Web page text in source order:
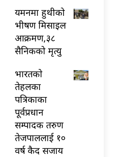
यमनमा हुथीको
भीषण मिसाइल
आक्रमण,३८
सैनिकको मृत्यु
भारतकाे
तेहलका
पत्रिकाका
पूर्वप्रधान
सम्पादक तरुण
तेजपाललाई १०
वर्ष कैद सजाय